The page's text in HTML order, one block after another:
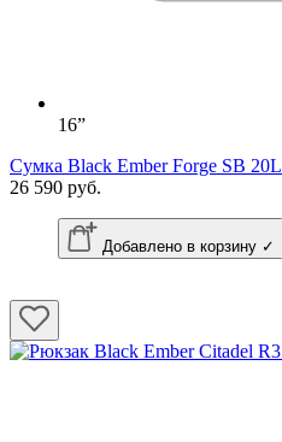
16”
Сумка Black Ember Forge SB 20L
26 590 руб.
Добавлено в корзину ✓